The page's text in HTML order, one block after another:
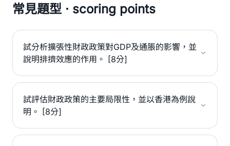
常見題型 · scoring points
試分析擴張性財政政策對GDP及通脹的影響，並
說明排擠效應的作用。 [8分]
試評估財政政策的主要局限性，並以香港為例說
明。 [8分]